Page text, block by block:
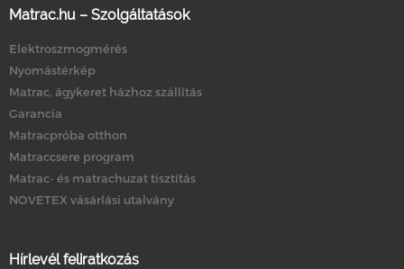
Matrac.hu – Szolgáltatások
Elektroszmogmérés
Nyomástérkép
Matrac, ágykeret házhoz szállítás
Garancia
Matracpróba otthon
Matraccsere program
Matrac- és matrachuzat tisztítás
NOVETEX vásárlási utalvány
Hírlevél feliratkozás